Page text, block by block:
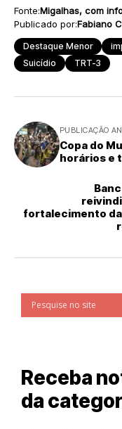
Fonte:Migalhas, com
Publicado por:Fabiano
Destaque Menor
Suicídio
TRT-3
PUBLICAÇÃO
Copa do
horários e
fortalecimento
Receba
da